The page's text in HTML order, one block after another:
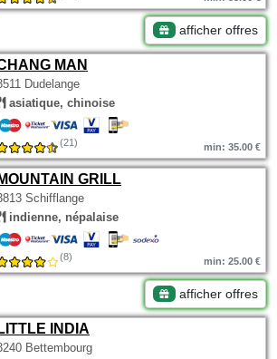
afficher offres
MAN
Dudelange
asiatique, chinoise
(21) min: 35.00 €
MOUNTAIN GRILL
Schifflange
indienne, népalaise
(8) min: 25.00 €
afficher offres
LITTLE INDIA
Bettembourg